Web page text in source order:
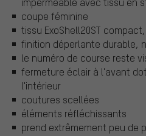
coupe féminine
tissu ExoShell20ST
finition déperlante durable,
le numéro de course reste
fermeture éclair à l'avant
l'intérieur
coutures scellées
éléments réfléchissants
prend extrêmement peu de